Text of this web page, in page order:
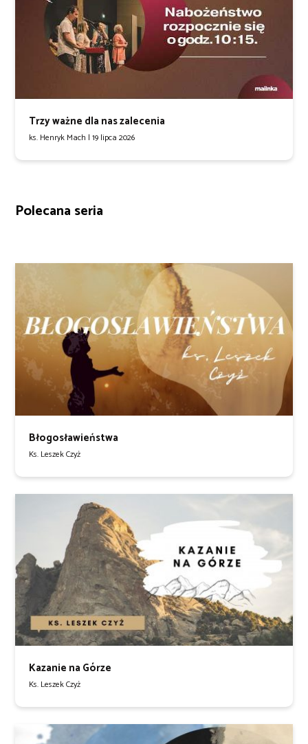
Trzy ważne dla nas zalecenia
ks. Henryk Mach | 19 lipca 2026
Polecana seria
Błogosławieństwa
Ks. Leszek Czyż
Kazanie na Górze
Ks. Leszek Czyż